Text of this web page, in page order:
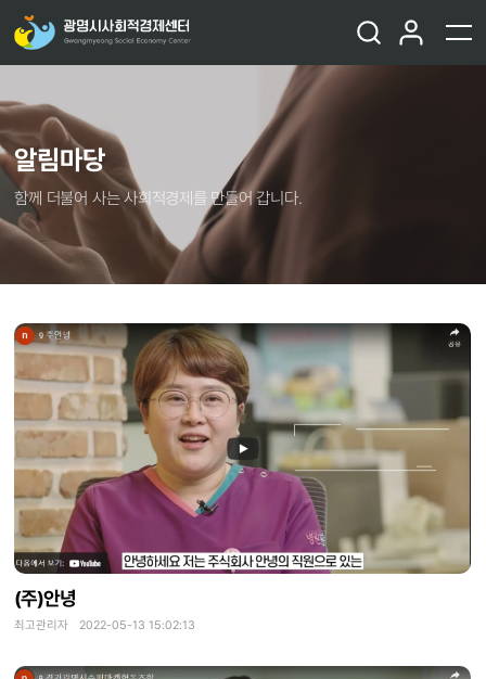
알림마당
함께 더불어 사는 사회적경제를 만들어 갑니다.
(주)안녕
최고관리자 2022-05-13 15:02:13